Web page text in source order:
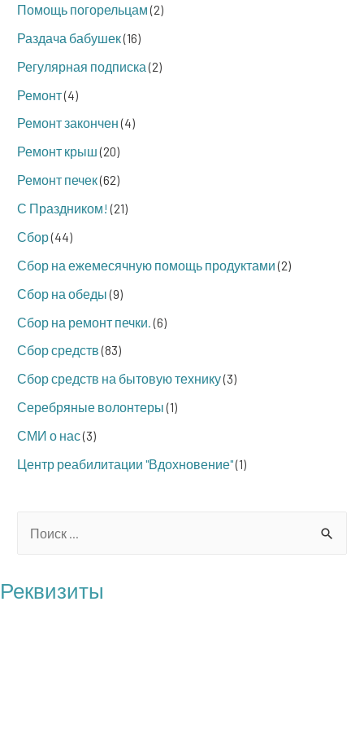
Помощь погорельцам(2)
Раздача бабушек(16)
Регулярная подписка(2)
Ремонт(4)
Ремонт закончен(4)
Ремонт крыш(20)
Ремонт печек(62)
С Праздником! (21)
Сбор(44)
Сбор на ежемесячную помощь продуктами(2)
Сбор на обеды(9)
Сбор на ремонт печки. (6)
Сбор средств(83)
Сбор средств на бытовую технику(3)
Серебряные волонтеры(1)
СМИ о нас(3)
Центр реабилитации "Вдохновение"(1)
r
Реквизиты